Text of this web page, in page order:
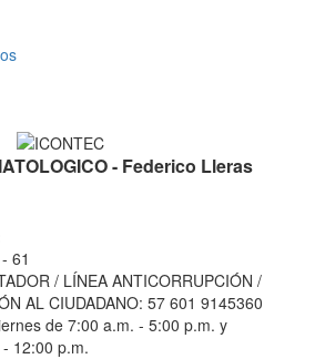
- Federico Lleras
61
/ LÍNEA ANTICORRUPCIÓN /
AL CIUDADANO: 57 601 9145360
de 7:00 a.m. - 5:00 p.m. y
12:00 p.m.